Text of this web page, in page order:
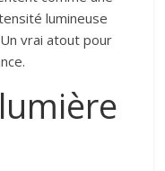
lumineuse
Un vrai atout pour